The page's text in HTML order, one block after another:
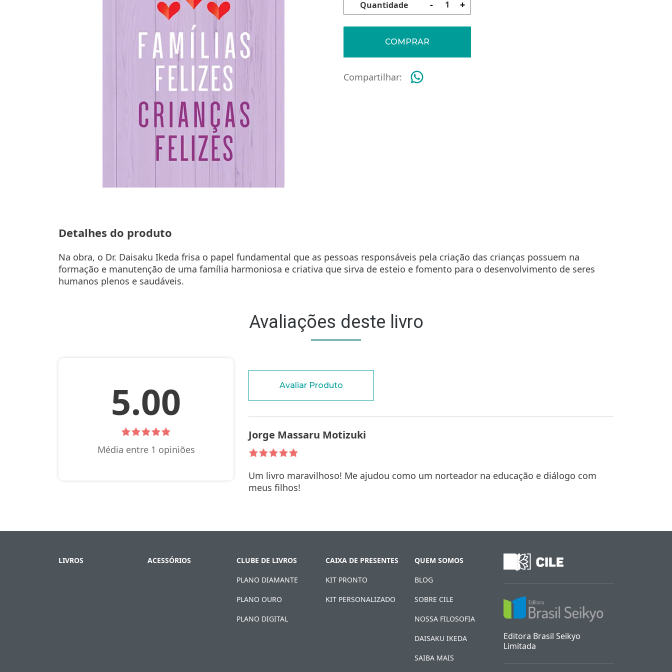
Quantidade - 1 +
COMPRAR
Compartilhar:
Detalhes do produto
Na obra, o Dr. Daisaku Ikeda frisa o papel fundamental que as pessoas responsáveis pela criação das crianças possuem na
formação e manutenção de uma família harmoniosa e criativa que sirva de esteio e fomento para o desenvolvimento de seres
humanos plenos e saudáveis.
Avaliações deste livro
5.00
Média entre 1 opiniões
Avaliar Produto
Jorge Massaru Motizuki
Um livro maravilhoso! Me ajudou como um norteador na educação e diálogo com
meus filhos!
Confirmação da existência de tratamento;
Acesso aos dados;
Correção de dados incompletos, inexatos ou desatualizados;
Anonimização, bloqueio ou eliminação de dados desnecessários, excessivos ou tratados em desconformidade;
Eliminação dos dados pessoais tratados com o consentimento do titular, exceto nas hipóteses previstas na lei;
Informação das entidades públicas e privadas com as quais o controlador realizou uso compartilhado de dados;
Informação sobre a possibilidade de não fornecer consentimento e sobre as consequências da negativa;
Revogação do consentimento, total ou parcialmente, nos termos do § 5º do art. 8º da Lei nº 13.709.
Menores de idade
Menores de idade poderão realizar seu cadastro e utilizar nosso site e como ter acesso aos nossos conteúdos. Entretanto,
nenhum menor de idade terá acesso aos dados de outros usuários, mesmo que seja um líder regional da BSGI.
mais personalizada. Veja nos títulos de categorias abaixo para saber mais. No entanto, você deve ter em mente que o bloqueio
Cookies analíticos
Os cookies analíticos fornecem informações sobre como o site está sendo usado para que possamos melhorar a experiência do
Edjan Souza Santos
E-mail: privacidade@brseikyo.com.br
Telefone: +55 11 3349-1900
LI E ACEITO OS TERMOS DE USO FECHAR
LIVROS ACESSÓRIOS CLUBE DE LIVROS
PLANO DIAMANTE
PLANO OURO
PLANO DIGITAL
CAIXA DE PRESENTES
KIT PRONTO
KIT PERSONALIZADO
QUEM SOMOS
BLOG
SOBRE CILE
NOSSA FILOSOFIA
DAISAKU IKEDA
SAIBA MAIS
Editora Brasil Seikyo
Limitada